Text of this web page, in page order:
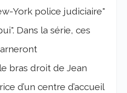
York police judiciaire"
Dans la série, ces
bras droit de Jean
d’un centre d’accueil